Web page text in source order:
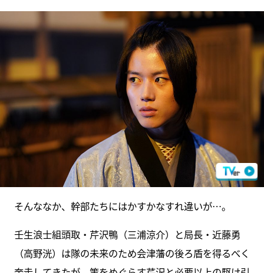
そんななか、幹部たちにはかすかなすれ違いが…。
壬生浪士組頭取・芹沢鴨（三浦涼介）と局長・近藤勇
（高野洸）は隊の未来のため会津藩の後ろ盾を得るべく